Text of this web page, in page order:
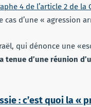
4 de l’article 2 de la
cas d’une « agression
qui dénonce une
tenue d’une réunion
: c’est quoi la «